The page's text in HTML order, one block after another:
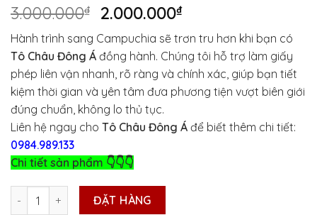
3.000.000₫
Giá
gốc
là:
3.000.000₫.
2.000.000₫Giá
tại
là:
2.000.000₫.
Hành trình sang Campuchia sẽ trơn tru hơn khi bạn có
Tô Châu Đông Á đồng hành. Chúng tôi hỗ trợ làm giấy
phép liên vận nhanh, rõ ràng và chính xác, giúp bạn tiết
kiệm thời gian và yên tâm đưa phương tiện vượt biên giới
đúng chuẩn, không lo thủ tục.
Liên hệ ngay cho Tô Châu Đông Á để biết thêm chi tiết:
0984.989.133
Chi tiết sản phẩm 👇👇👇
CẤP GIẤY PHÉP LIÊN VẬN VIỆT-CAM Ở ĐỒNG THÁP số lượng
ĐẶT HÀNG